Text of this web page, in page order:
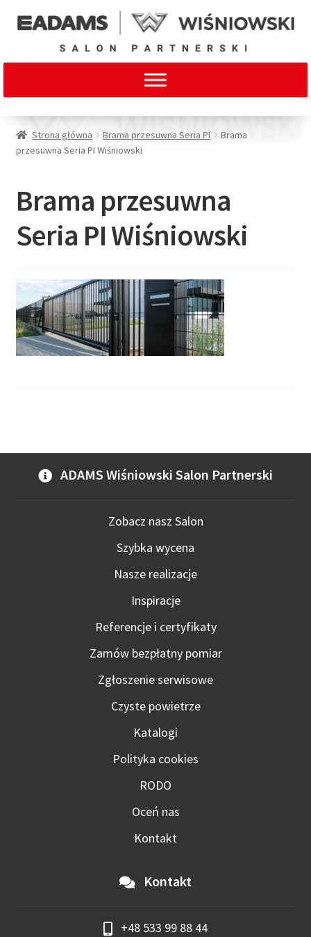
Strona główna Brama przesuwna Seria PI
Brama
przesuwna Seria PI Wiśniowski
Brama przesuwna
Seria PI Wiśniowski
ADAMS Wiśniowski Salon Partnerski
Zobacz nasz Salon
Szybka wycena
Nasze realizacje
Inspiracje
Referencje i certyfikaty
Zamów bezpłatny pomiar
Zgłoszenie serwisowe
Czyste powietrze
Katalogi
Polityka cookies
RODO
Oceń nas
Kontakt
Kontakt
+48 533 99 88 44